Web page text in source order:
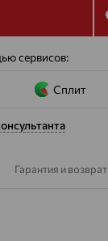
сервисов:
Сплит
Гарантия и возврат